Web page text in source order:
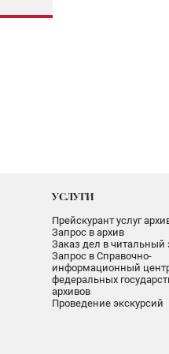
УСЛУГИ
Прейскурант услуг
Запрос в архив
Заказ дел в читальный
Запрос в Справочно-
информационный
федеральных
архивов
Проведение экскурсий